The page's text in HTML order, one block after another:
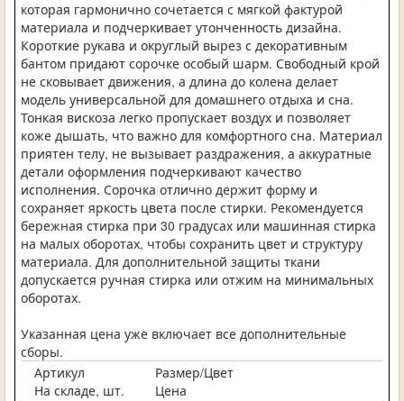
которая гармонично сочетается с мягкой фактурой
материала и подчеркивает утонченность дизайна.
Короткие рукава и округлый вырез с декоративным
бантом придают сорочке особый шарм. Свободный крой
не сковывает движения, а длина до колена делает
модель универсальной для домашнего отдыха и сна.
Тонкая вискоза легко пропускает воздух и позволяет
коже дышать, что важно для комфортного сна. Материал
приятен телу, не вызывает раздражения, а аккуратные
детали оформления подчеркивают качество
исполнения. Сорочка отлично держит форму и
сохраняет яркость цвета после стирки. Рекомендуется
бережная стирка при 30 градусах или машинная стирка
на малых оборотах, чтобы сохранить цвет и структуру
материала. Для дополнительной защиты ткани
допускается ручная стирка или отжим на минимальных
оборотах.
Указанная цена уже включает все дополнительные
сборы.
Артикул
Размер/Цвет
На складе, шт.
Цена